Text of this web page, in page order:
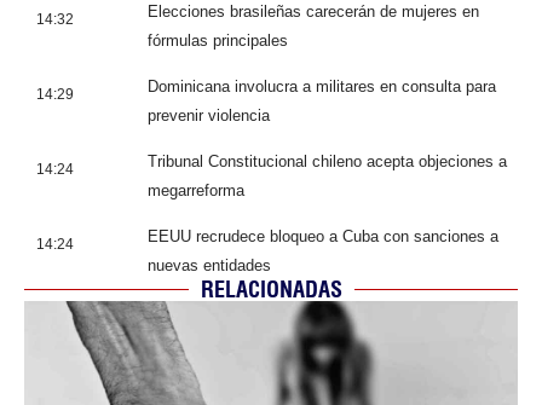
14:32
Elecciones brasileñas carecerán de mujeres en
fórmulas principales
14:29
Dominicana involucra a militares en consulta para
prevenir violencia
14:24
Tribunal Constitucional chileno acepta objeciones a
megarreforma
14:24
EEUU recrudece bloqueo a Cuba con sanciones a
nuevas entidades
RELACIONADAS